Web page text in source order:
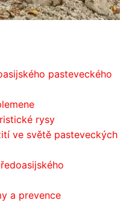
pasteveckého
rysy
ve světě pasteveckých
a prevence